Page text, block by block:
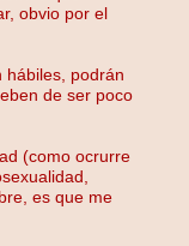
obvio por el
hábiles, podrán
de ser poco
(como ocrurre
es que me